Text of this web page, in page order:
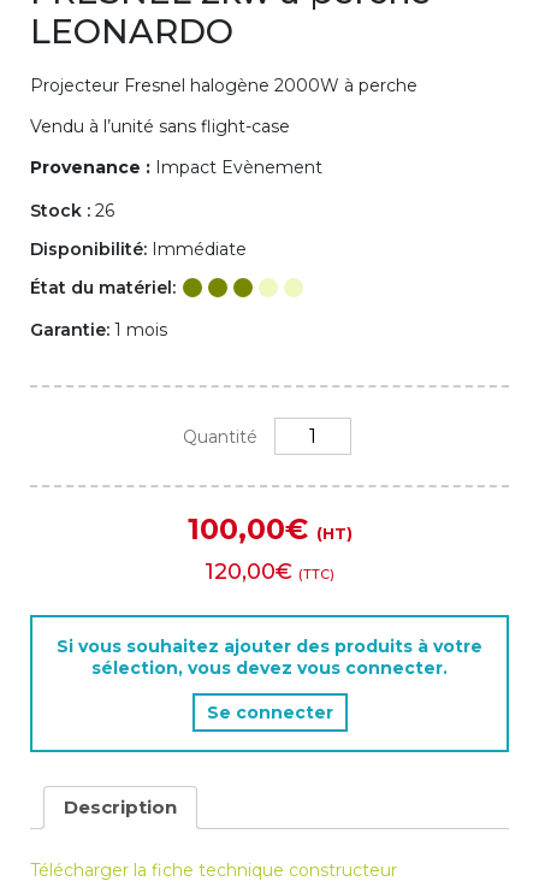
LEONARDO
Projecteur Fresnel halogène 2000W à perche
Vendu à l’unité sans flight-case
Provenance : Impact Evènement
Stock : 26
Disponibilité: Immédiate
État du matériel:
Garantie: 1 mois
Quantité
quantité
de
FRESNEL
à
perche
LEONARDO
100,00€ (HT)
120,00€ (TTC)
Si vous souhaitez ajouter des produits à votre
sélection, vous devez vous connecter.
Se connecter
Description
Télécharger la fiche technique constructeur